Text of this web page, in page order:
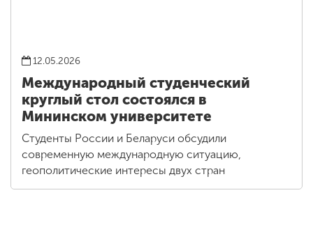
12.05.2026
Международный студенческий
круглый стол состоялся в
Мининском университете
Студенты России и Беларуси обсудили
современную международную ситуацию,
геополитические интересы двух стран